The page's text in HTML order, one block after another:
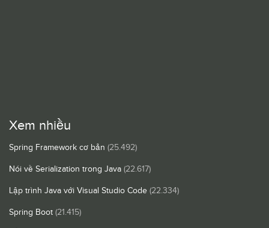
Xem nhiều
Spring Framework cơ bản (25.492)
Nói về Serialization trong Java (22.617)
Lập trình Java với Visual Studio Code (22.334)
Spring Boot (21.415)